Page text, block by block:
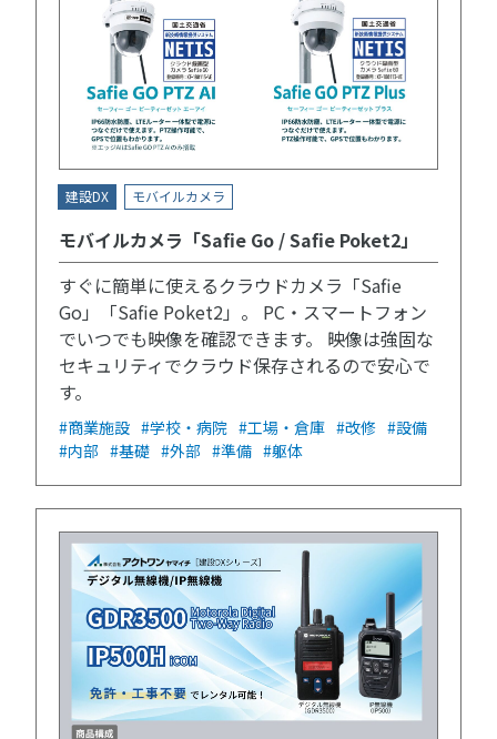
建設DX モバイルカメラ
モバイルカメラ「Safie Go / Safie Poket2」
すぐに簡単に使えるクラウドカメラ「Safie
Go」「Safie Poket2」。 PC・スマートフォン
でいつでも映像を確認できます。 映像は強固な
セキュリティでクラウド保存されるので安心で
す。
#商業施設 #学校・病院 #工場・倉庫 #改修 #設備
#内部 #基礎 #外部 #準備 #躯体